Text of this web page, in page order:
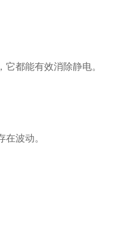
都能有效消除静电。
波动。